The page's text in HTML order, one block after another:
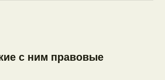
с ним правовые